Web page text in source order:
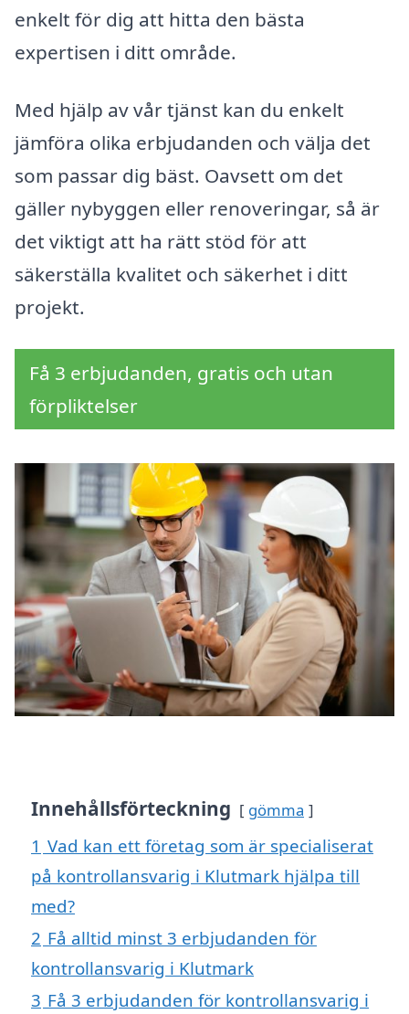
enkelt för dig att hitta den bästa
expertisen i ditt område.
Med hjälp av vår tjänst kan du enkelt
jämföra olika erbjudanden och välja det
som passar dig bäst. Oavsett om det
gäller nybyggen eller renoveringar, så är
det viktigt att ha rätt stöd för att
säkerställa kvalitet och säkerhet i ditt
projekt.
Få 3 erbjudanden, gratis och utan
förpliktelser
Innehållsförteckning gömma
1 Vad kan ett företag som är specialiserat
på kontrollansvarig i Klutmark hjälpa till
med?
2 Få alltid minst 3 erbjudanden för
kontrollansvarig i Klutmark
3 Få 3 erbjudanden för kontrollansvarig i